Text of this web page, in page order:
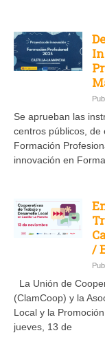
Se aprueban las
centros públicos, de
Formación
innovación en
/
La Unión de
(ClamCoop) y la
Local y la
jueves, 13 de